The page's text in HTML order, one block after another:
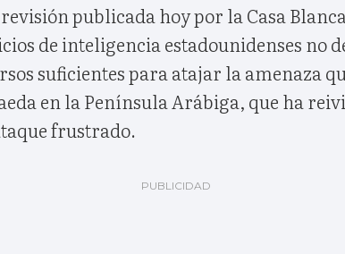
publicada hoy por la Casa
de inteligencia estadounidenses no
suficientes para atajar la amenaza
en la Península Arábiga, que ha
frustrado.